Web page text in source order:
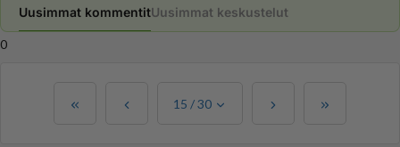
Uusimmat kommentitUusimmat keskustelut
0
15 /30